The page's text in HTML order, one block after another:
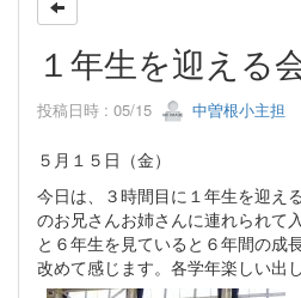
１年生を迎える
投稿日時 : 05/15 中曽根小主担
５月１５日（金）
今日は、３時間目に１年生を迎え
のお兄さんお姉さんに連れられて
と６年生を見ていると６年間の成
改めて感じます。各学年楽しい出